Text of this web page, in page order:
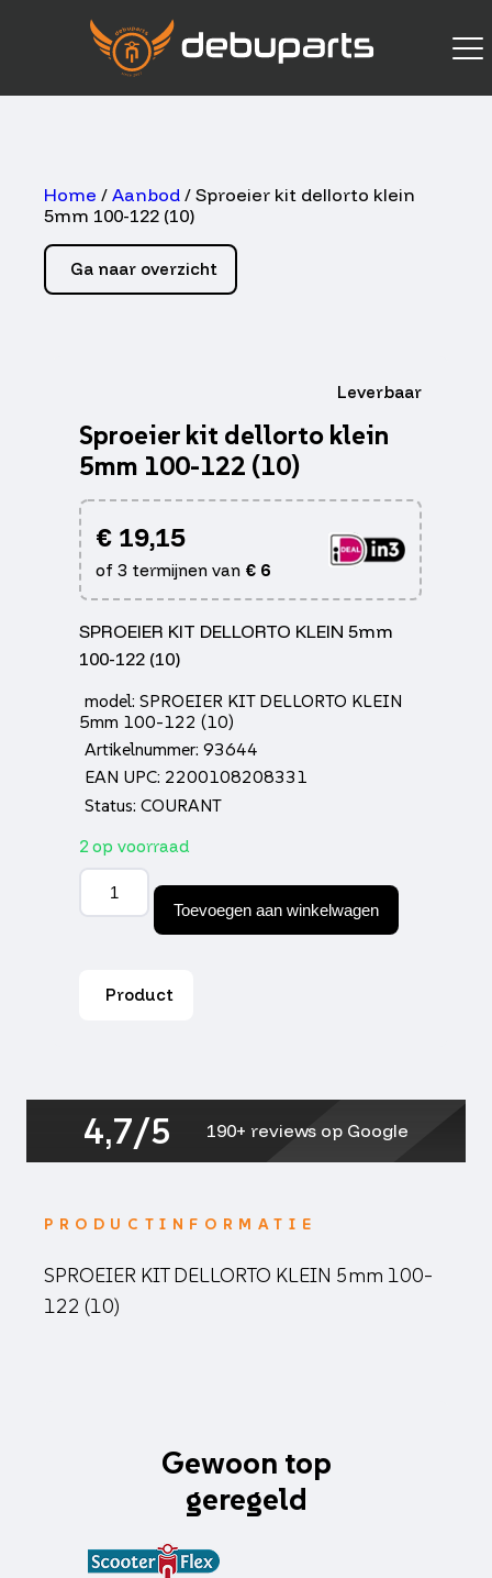
Home / Aanbod / Sproeier kit dellorto klein
5mm 100-122 (10)
Ga naar overzicht
Leverbaar
Sproeier kit dellorto klein
5mm 100-122 (10)
€19,15
of 3 termijnen van €6
SPROEIER KIT DELLORTO KLEIN 5mm
100-122 (10)
model: SPROEIER KIT DELLORTO KLEIN
5mm 100-122 (10)
Artikelnummer: 93644
EAN UPC: 2200108208331
Status: COURANT
2 op voorraad
Sproeier
dellorto
122
Toevoegen aan winkelwagen
Product
4,7/5 190+ reviews op Google
PRODUCTINFORMATIE
SPROEIER KIT DELLORTO KLEIN 5mm 100-
122 (10)
Gewoon top
geregeld